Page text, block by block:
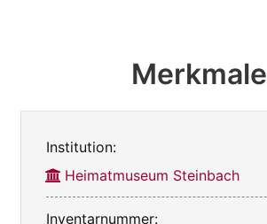
Merkmale
Institution:
Heimatmuseum Steinbach
Inventarnummer: